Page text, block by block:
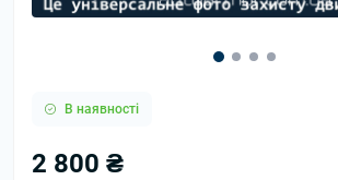
В наявності
2 800 ₴